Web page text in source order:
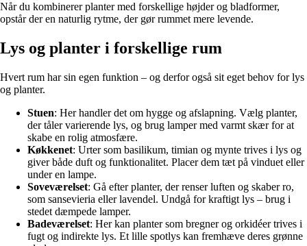
Når du kombinerer planter med forskellige højder og bladformer,
opstår der en naturlig rytme, der gør rummet mere levende.
Lys og planter i forskellige rum
Hvert rum har sin egen funktion – og derfor også sit eget behov for lys
og planter.
Stuen: Her handler det om hygge og afslapning. Vælg planter,
der tåler varierende lys, og brug lamper med varmt skær for at
skabe en rolig atmosfære.
Køkkenet: Urter som basilikum, timian og mynte trives i lys og
giver både duft og funktionalitet. Placer dem tæt på vinduet eller
under en lampe.
Soveværelset: Gå efter planter, der renser luften og skaber ro,
som sansevieria eller lavendel. Undgå for kraftigt lys – brug i
stedet dæmpede lamper.
Badeværelset: Her kan planter som bregner og orkidéer trives i
fugt og indirekte lys. Et lille spotlys kan fremhæve deres grønne